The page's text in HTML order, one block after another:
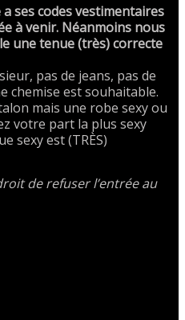
ses codes vestimentaires
à venir. Néanmoins nous
une tenue (très) correcte
pas de jeans, pas de
chemise est souhaitable.
mais une robe sexy ou
votre part la plus sexy
sexy est (TRÈS)
de refuser l’entrée au